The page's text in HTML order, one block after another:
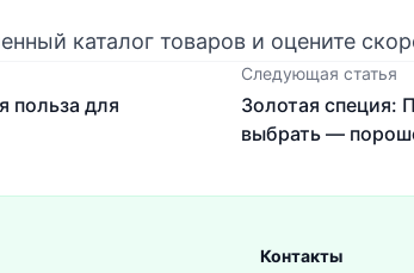
каталог товаров и оцените
польза для
Следующая статья
Золотая специя:
выбрать —
Контакты